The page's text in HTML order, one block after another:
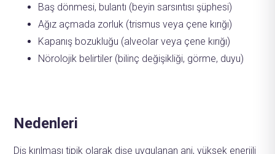
Baş dönmesi, bulantı (beyin sarsıntısı şüphesi)
Ağız açmada zorluk (trismus veya çene kırığı)
Kapanış bozukluğu (alveolar veya çene kırığı)
Nörolojik belirtiler (bilinç değişikliği, görme, duyu)
Nedenleri
Diş kırılması tipik olarak dişe uygulanan ani, yüksek enerjili